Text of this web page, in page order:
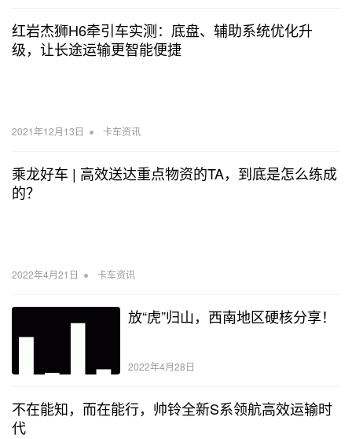
红岩杰狮H6牵引车实测：底盘、辅助系统优化升
级，让长途运输更智能便捷
2021年12月13日 • 卡车资讯
乘龙好车 | 高效送达重点物资的TA，到底是怎么练成
的？
2022年4月21日 • 卡车资讯
放“虎”归山，西南地区硬核分享！
2022年4月28日
不在能知，而在能行，帅铃全新S系领航高效运输时
代